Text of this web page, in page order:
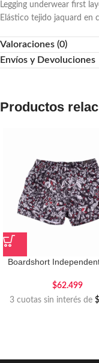
Legging underwear first
Elástico tejido jaquard en
Valoraciones (0)
Envíos y Devoluciones
Productos
Boardshort
$62.499
3 cuotas sin interés de